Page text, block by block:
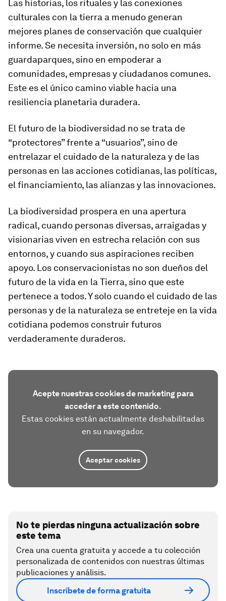
Las historias, los rituales y las conexiones
culturales con la tierra a menudo generan
mejores planes de conservación que cualquier
informe. Se necesita inversión, no solo en más
guardaparques, sino en empoderar a
comunidades, empresas y ciudadanos comunes.
Este es el único camino viable hacia una
resiliencia planetaria duradera.
El futuro de la biodiversidad no se trata de
“protectores” frente a “usuarios”, sino de
entrelazar el cuidado de la naturaleza y de las
personas en las acciones cotidianas, las políticas,
el financiamiento, las alianzas y las innovaciones.
La biodiversidad prospera en una apertura
radical, cuando personas diversas, arraigadas y
visionarias viven en estrecha relación con sus
entornos, y cuando sus aspiraciones reciben
apoyo. Los conservacionistas no son dueños del
futuro de la vida en la Tierra, sino que este
pertenece a todos. Y solo cuando el cuidado de las
personas y de la naturaleza se entreteje en la vida
cotidiana podemos construir futuros
verdaderamente duraderos.
Acepte nuestras cookies de marketing para
acceder a este contenido.
Estas cookies están actualmente deshabilitadas
en su navegador.
Aceptar cookies
No te pierdas ninguna actualización sobre
este tema
Crea una cuenta gratuita y accede a tu colección
personalizada de contenidos con nuestras últimas
publicaciones y análisis.
Inscríbete de forma gratuita